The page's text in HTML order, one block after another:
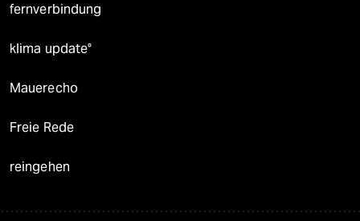
fernverbindung
klima update°
Mauerecho
Freie Rede
reingehen